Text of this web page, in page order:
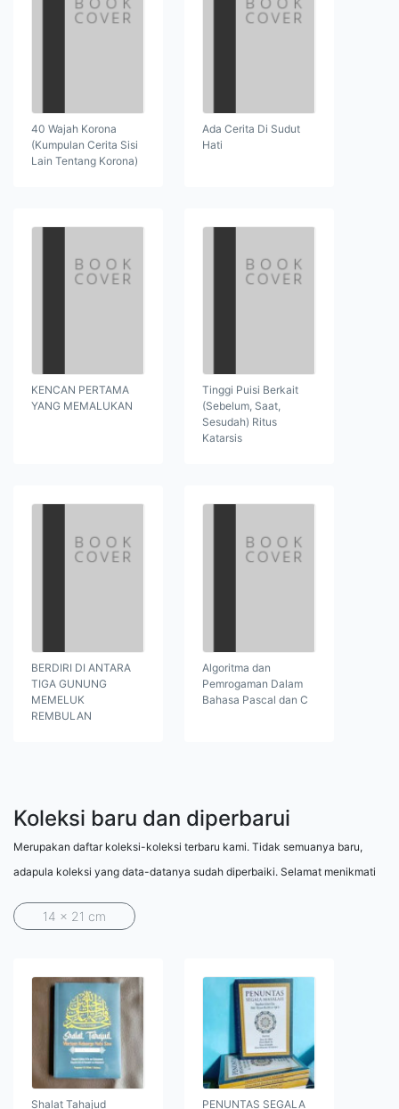
40 Wajah Korona
(Kumpulan Cerita Sisi
Lain Tentang Korona)
Ada Cerita Di Sudut
Hati
KENCAN PERTAMA
YANG MEMALUKAN
Tinggi Puisi Berkait
(Sebelum, Saat,
Sesudah) Ritus
Katarsis
BERDIRI DI ANTARA
TIGA GUNUNG
MEMELUK
REMBULAN
Algoritma dan
Pemrogaman Dalam
Bahasa Pascal dan C
Koleksi baru dan diperbarui
Merupakan daftar koleksi-koleksi terbaru kami. Tidak semuanya baru,
adapula koleksi yang data-datanya sudah diperbaiki. Selamat menikmati
14 x 21 cm
Shalat Tahajud PENUNTAS SEGALA